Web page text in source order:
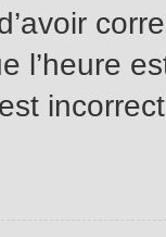
l’heure